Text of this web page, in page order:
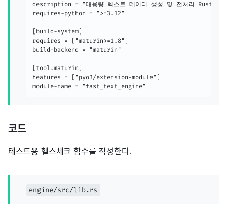
description = "대용량 텍스트 데이터 생성 및 전처리 Rust 엔
requires-python = ">=3.12"
[build-system]
requires = ["maturin>=1.8"]
build-backend = "maturin"
[tool.maturin]
features = ["pyo3/extension-module"]
module-name = "fast_text_engine"
코드
테스트용 헬스체크 함수를 작성한다.
engine/src/lib.rs